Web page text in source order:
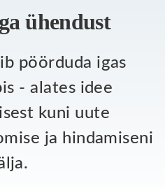
ühendust
pöörduda igas
- alates idee
kuni uute
ja hindamiseni